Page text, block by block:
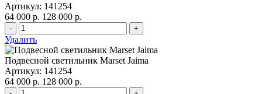
Артикул: 141254
64 000 р. 128 000 р.
- +
Удалить
Подвесной светильник Marset Jaima
Артикул: 141254
64 000 р. 128 000 р.